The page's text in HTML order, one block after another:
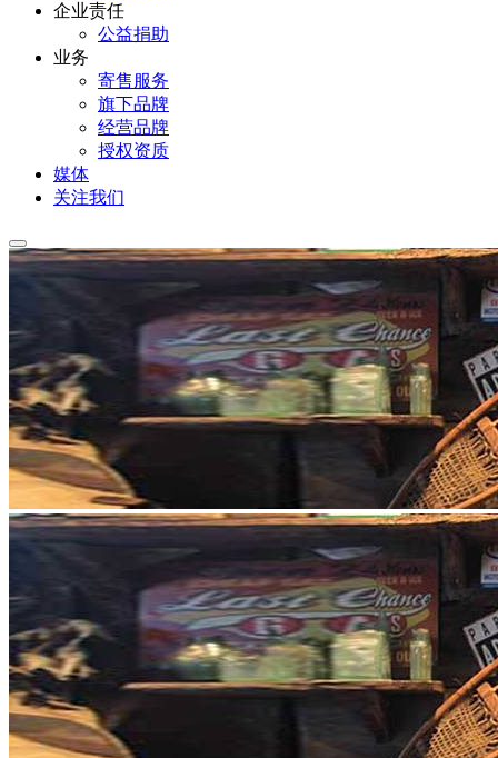
企业责任
公益捐助
业务
寄售服务
旗下品牌
经营品牌
授权资质
媒体
关注我们